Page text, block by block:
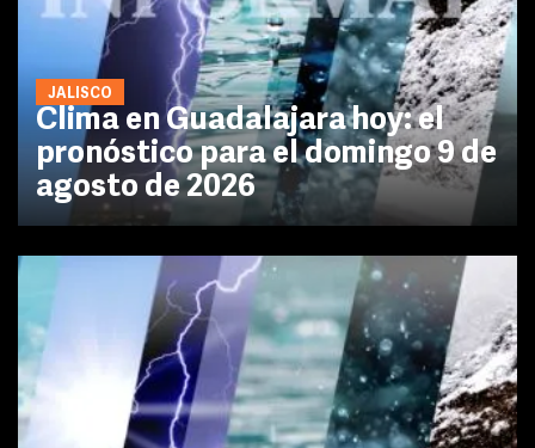
JALISCO
Clima en Guadalajara hoy: el
pronóstico para el domingo 9 de
agosto de 2026